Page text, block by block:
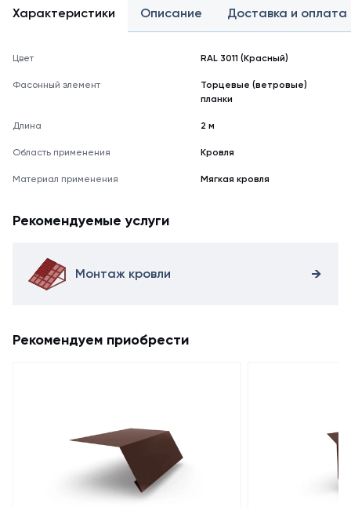
Характеристики Описание Доставка и оплата
Цвет RAL 3011 (Красный)
Фасонный элемент
Торцевые (ветровые)
планки
Длина 2 м
Область применения Кровля
Материал применения Мягкая кровля
Рекомендуемые услуги
Монтаж кровли
Рекомендуем приобрести